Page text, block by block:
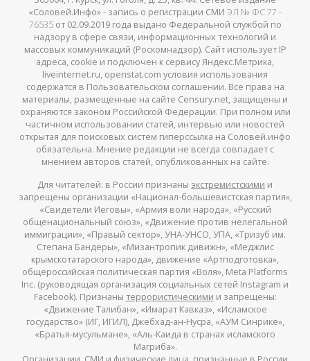
«Соловей.Инфо» - запись о регистрации СМИ ЭЛ № ФС 77 -
76535от 02.09.2019 года выдано Федеральной службой по
надзору в сфере связи, информационных технологий и
массовых коммуникаций (Роскомнадзор). Сайт использует IP
адреса, cookie и подключен к сервису Яндекс.Метрика,
liveinternet.ru, openstat.com условия использования
содержатся в Пользовательском соглашении. Все права на
материалы, размещенные на сайте Censury.net, защищены и
охраняются законом Российской Федерации. При полном или
частичном использовании статей, интервью или новостей
открытая для поисковых систем гиперссылка на Соловей.инфо
обязательна. Мнение редакции не всегда совпадает с
мнением авторов статей, опубликованных на сайте.
Для читателей: в России признаны экстремистскими и
запрещены организации «Национал-большевистская партия»,
«Свидетели Иеговы», «Армия воли народа», «Русский
общенациональный союз», «Движение против нелегальной
иммиграции», «Правый сектор», УНА-УНСО, УПА, «Тризуб им.
Степана Бандеры», «Мизантропик дивижн», «Меджлис
крымскотатарского народа», движение «Артподготовка»,
общероссийская политическая партия «Воля», Meta Platforms
Inc. (руководящая организация социальных сетей Instagram и
Facebook). Признаны террористическими и запрещены:
«Движение Талибан», «Имарат Кавказ», «Исламское
государство» (ИГ, ИГИЛ), Джебхад-ан-Нусра, «АУМ Синрике»,
«Братья-мусульмане», «Аль-Каида в странах исламского
Магриба».